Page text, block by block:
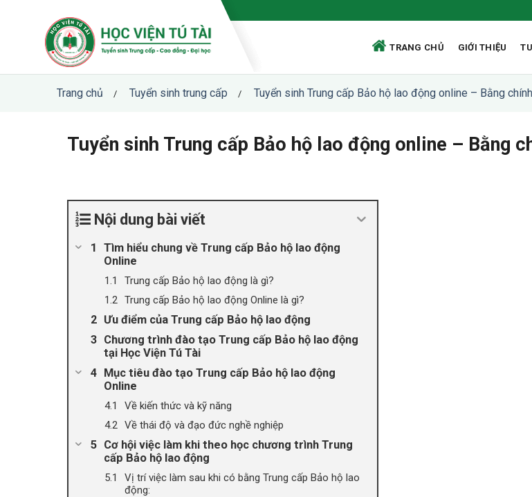
TRANG CHỦ GIỚI THIỆU
Trang chủ / Tuyển sinh trung cấp / Tuyển sinh Trung cấp Bảo hộ lao động online – Bằng
Tuyển sinh Trung cấp Bảo hộ lao động online – Bằng
Nội dung bài viết
Tìm hiểu chung về Trung cấp Bảo hộ lao động
Online
Trung cấp Bảo hộ lao động là gì?
Trung cấp Bảo hộ lao động Online là gì?
Ưu điểm của Trung cấp Bảo hộ lao động
Chương trình đào tạo Trung cấp Bảo hộ lao động
tại Học Viện Tú Tài
Mục tiêu đào tạo Trung cấp Bảo hộ lao động
Online
Về kiến thức và kỹ năng
Về thái độ và đạo đức nghề nghiệp
Cơ hội việc làm khi theo học chương trình Trung
cấp Bảo hộ lao động
Vị trí việc làm sau khi có bằng Trung cấp Bảo hộ lao
động: